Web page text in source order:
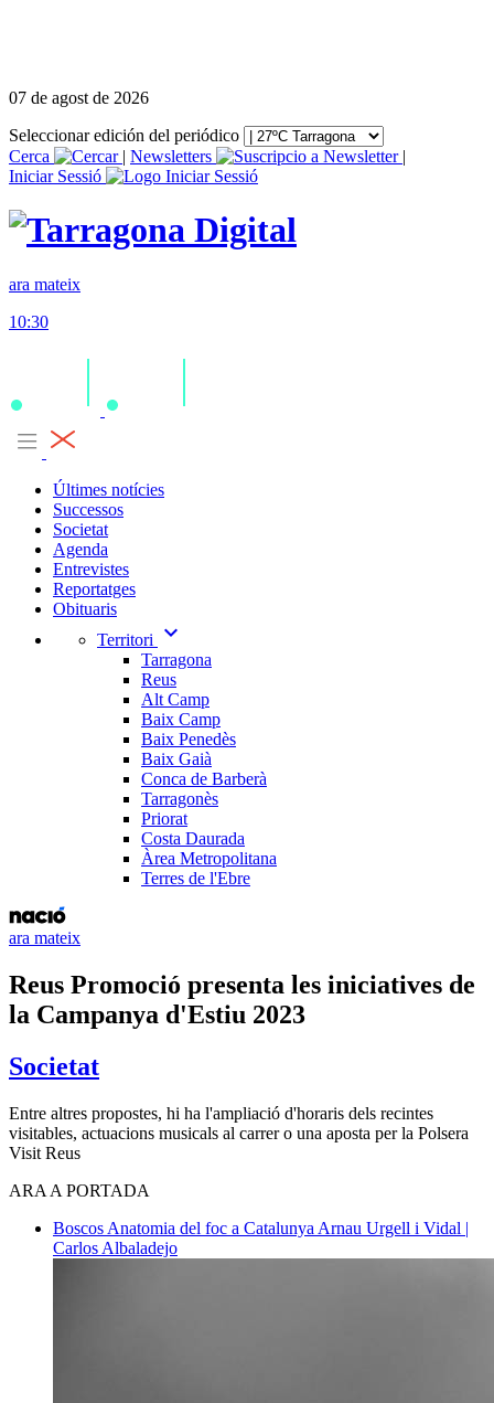
07 de agost de 2026
Seleccionar edición del periódico
Cerca
| Newsletters
|
Iniciar Sessió
ara mateix
10:30
Últimes notícies
Successos
Societat
Agenda
Entrevistes
Reportatges
Obituaris
Territori
expand_more
Tarragona
Reus
Alt Camp
Baix Camp
Baix Penedès
Baix Gaià
Conca de Barberà
Tarragonès
Priorat
Costa Daurada
Àrea Metropolitana
Terres de l'Ebre
ara mateix
Reus Promoció presenta les iniciatives de
la Campanya d'Estiu 2023
Societat
Entre altres propostes, hi ha l'ampliació d'horaris dels recintes
visitables, actuacions musicals al carrer o una aposta per la Polsera
Visit Reus
ARA A PORTADA
Boscos Anatomia del foc a Catalunya Arnau Urgell i Vidal |
Carlos Albaladejo